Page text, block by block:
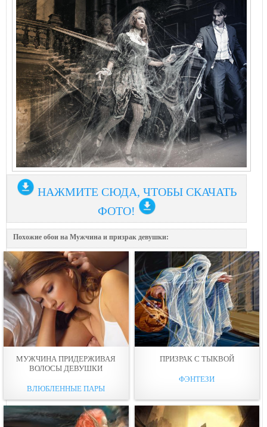
НАЖМИТЕ СЮДА, ЧТОБЫ СКАЧАТЬ
ФОТО!
Похожие обои на Мужчина и призрак дeвушки:
МУЖЧИНА ПРИДЕРЖИВАЯ
ВОЛОСЫ ДEВУШКИ
ВЛЮБЛЕННЫЕ ПАРЫ
ПРИЗРАК С ТЫКВОЙ
ФЭНТЕЗИ